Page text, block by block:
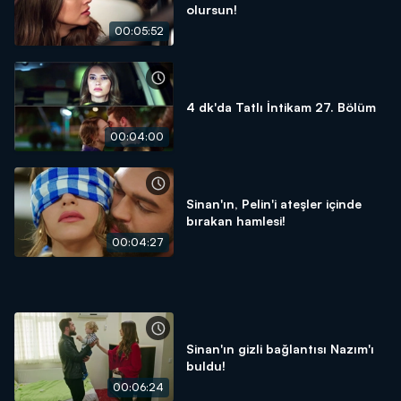
00:05:52
olursun!
00:04:00
4 dk'da Tatlı İntikam 27. Bölüm
00:04:27
Sinan'ın, Pelin'i ateşler içinde
bırakan hamlesi!
00:06:24
Sinan'ın gizli bağlantısı Nazım'ı
buldu!